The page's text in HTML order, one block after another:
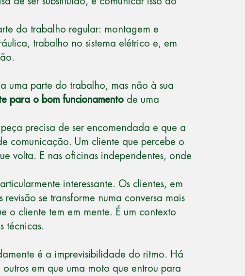
do trabalho regular: montagem e
trabalho no sistema elétrico e, em
uma parte do trabalho, mas não à sua
para o bom funcionamento de uma
precisa de ser encomendada e que a
comunicação. Um cliente que percebe o
volta. E nas oficinas independentes, onde
interessante. Os clientes, em
se transforme numa conversa mais
o cliente tem em mente. É um contexto
técnicas.
é a imprevisibilidade do ritmo. Há
em que uma moto que entrou para